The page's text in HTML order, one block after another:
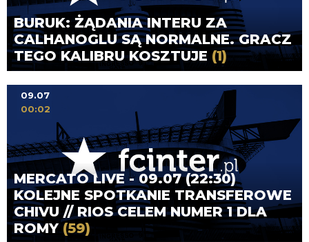
BURUK: ŻĄDANIA INTERU ZA
CALHANOGLU SĄ NORMALNE. GRACZ
TEGO KALIBRU KOSZTUJE (1)
MERCATO LIVE - 09.07 (22:30)
KOLEJNE SPOTKANIE TRANSFEROWE
CHIVU // RIOS CELEM NUMER 1 DLA
ROMY (59)
09.07
00:02